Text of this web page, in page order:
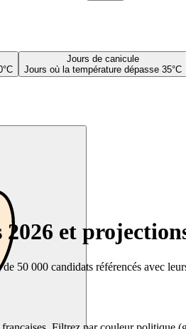
Jours de canicule
Jours où la température dépasse 35°C
et
50 000 candidats référencés avec